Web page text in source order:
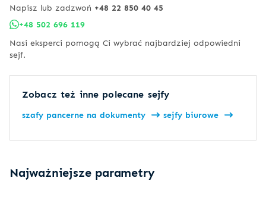
Napisz lub zadzwoń +48 22 850 40 45
+48 502 696 119
Nasi eksperci pomogą Ci wybrać najbardziej odpowiedni
sejf.
Zobacz też inne polecane sejfy
szafy pancerne na dokumenty sejfy biurowe
Najważniejsze parametry